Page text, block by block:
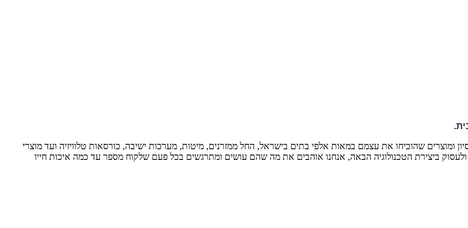
מאז 1984. גם היום, לאחר עשרות שנות ניסיון ומוצרים שהוכיחו את עצמם במאות אלפי בתים בישראל, החל ממזרנים, מיטות, מערכות ישיבה, כורסאות טלוויזיה ועד מוצרי
ביצירת הטכנולוגיה הבאה, אנחנו אוהבים את מה שהם עושים ומתרגשים בכל פעם שלקוח מספר עד כמה איכות חייו